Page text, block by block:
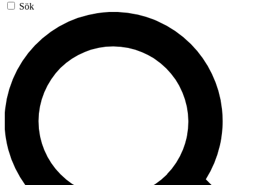
Sök